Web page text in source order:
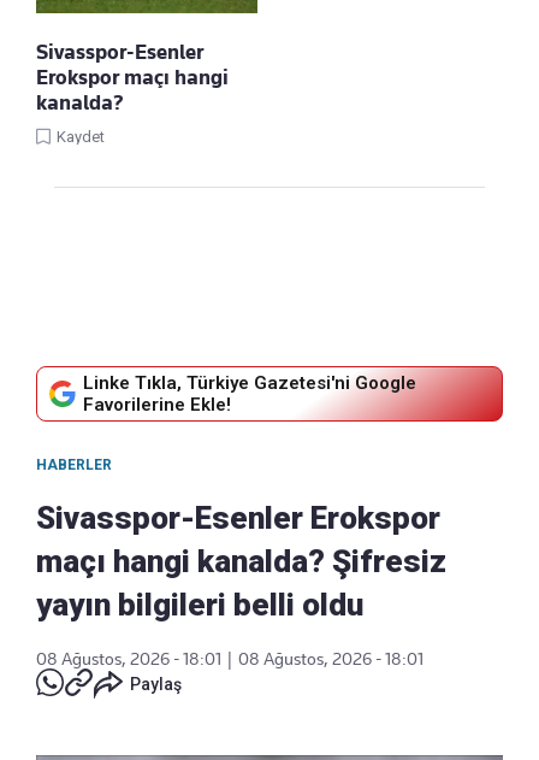
Sivasspor-Esenler
Erokspor maçı hangi
kanalda?
Kaydet
Linke Tıkla, Türkiye Gazetesi'ni Google
Favorilerine Ekle!
HABERLER
Sivasspor-Esenler Erokspor
maçı hangi kanalda? Şifresiz
yayın bilgileri belli oldu
08 Ağustos, 2026 - 18:01
08 Ağustos, 2026 - 18:01
Paylaş